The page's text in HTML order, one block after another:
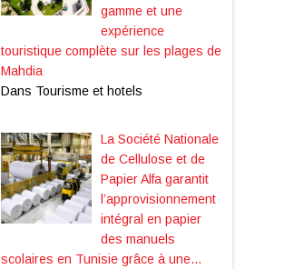
gamme et une
expérience
touristique complète sur les plages de
Mahdia
Dans Tourisme et hotels
La Société Nationale
de Cellulose et de
Papier Alfa garantit
l’approvisionnement
intégral en papier
des manuels
scolaires en Tunisie grâce à une…